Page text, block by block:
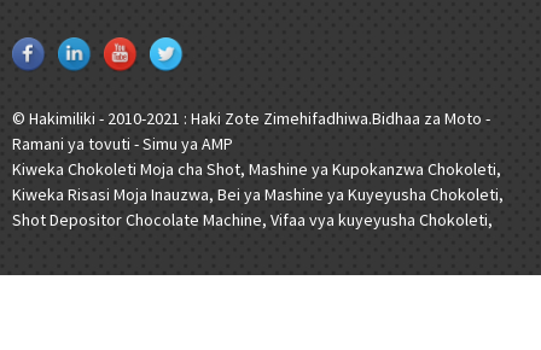
© Hakimiliki - 2010-2021 : Haki Zote Zimehifadhiwa.Bidhaa za Moto -
Ramani ya tovuti -Simu ya AMP
Kiweka Chokoleti Moja cha Shot, Mashine ya Kupokanzwa Chokoleti,
Kiweka Risasi Moja Inauzwa, Bei ya Mashine ya Kuyeyusha Chokoleti,
Shot Depositor Chocolate Machine, Vifaa vya kuyeyusha Chokoleti,